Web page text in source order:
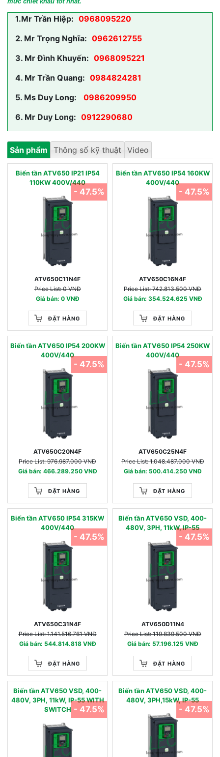
1.Mr Trần Hiệp: 0968095220
2. Mr Trọng Nghĩa: 0962612755
3. Mr Đình Khuyến: 0968095221
4. Mr Trần Quang: 0984824281
5. Ms Duy Long:
0986209950
6. Mr Duy Long: 0912290680
Sản phẩm Thông số kỹ thuật Video
Biến tần ATV650 IP21 IP54
110KW 400V/440
ATV650C11N4F
Price List: 0 VNĐ
Giá bán: 0 VNĐ
ĐẶT HÀNG
- 47.5%
Biến tần ATV650 IP54 160KW
400V/440
ATV650C16N4F
Price List: 742.813.500 VNĐ
Giá bán: 354.524.625 VNĐ
ĐẶT HÀNG
- 47.5%
Biến tần ATV650 IP54 200KW
400V/440
ATV650C20N4F
Price List: 976.987.000 VNĐ
Giá bán: 466.289.250 VNĐ
ĐẶT HÀNG
- 47.5%
Biến tần ATV650 IP54 250KW
400V/440
ATV650C25N4F
Price List: 1.048.487.000 VNĐ
Giá bán: 500.414.250 VNĐ
ĐẶT HÀNG
- 47.5%
Biến tần ATV650 IP54 315KW
400V/440
ATV650C31N4F
Price List: 1.141.516.761 VNĐ
Giá bán: 544.814.818 VNĐ
ĐẶT HÀNG
- 47.5%
Biến tần ATV650 VSD, 400-
480V, 3PH, 11kW, IP-55
ATV650D11N4
Price List: 119.839.500 VNĐ
Giá bán: 57.196.125 VNĐ
ĐẶT HÀNG
- 47.5%
Biến tần ATV650 VSD, 400-
480V, 3PH, 11kW, IP-55 WITH
SWITCH - 47.5%
Biến tần ATV650 VSD, 400-
480V, 3PH,15kW, IP-55
- 47.5%